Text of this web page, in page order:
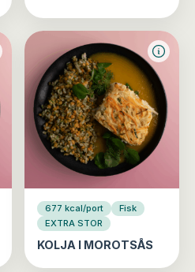
677 kcal/port
Fisk
EXTRA STOR
KOLJA I MOROTSÅS